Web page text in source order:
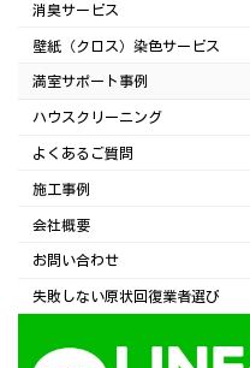
消臭サービス
壁紙（クロス）染色サービス
満室サポート事例
ハウスクリーニング
よくあるご質問
施工事例
会社概要
お問い合わせ
失敗しない原状回復業者選び